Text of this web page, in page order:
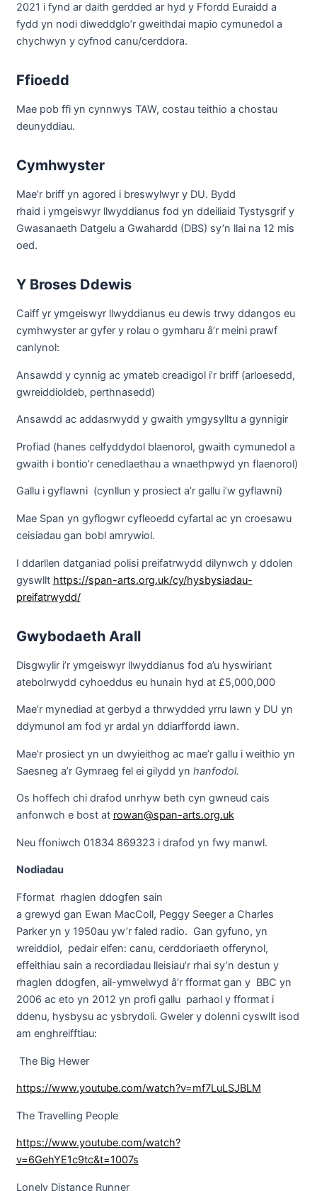
2021 i fynd ar daith gerdded ar hyd y Ffordd Euraidd a
fydd yn nodi diweddglo’r gweithdai mapio cymunedol a
chychwyn y cyfnod canu/cerddora.
Ffioedd
Mae pob ffi yn cynnwys TAW, costau teithio a chostau
deunyddiau.
Cymhwyster
Mae’r briff yn agored i breswylwyr y DU. Bydd
rhaid i ymgeiswyr llwyddianus fod yn ddeiliaid Tystysgrif y
Gwasanaeth Datgelu a Gwahardd (DBS) sy’n llai na 12 mis
oed.
Y Broses Ddewis
Caiff yr ymgeiswyr llwyddianus eu dewis trwy ddangos eu
cymhwyster ar gyfer y rolau o gymharu â’r meini prawf
canlynol:
Ansawdd y cynnig ac ymateb creadigol i’r briff (arloesedd,
gwreiddioldeb, perthnasedd)
Ansawdd ac addasrwydd y gwaith ymgysylltu a gynnigir
Profiad (hanes celfyddydol blaenorol, gwaith cymunedol a
gwaith i bontio’r cenedlaethau a wnaethpwyd yn flaenorol)
Gallu i gyflawni (cynllun y prosiect a’r gallu i’w gyflawni)
Mae Span yn gyflogwr cyfleoedd cyfartal ac yn croesawu
ceisiadau gan bobl amrywiol.
I ddarllen datganiad polisi preifatrwydd dilynwch y ddolen
gyswllt https://span-arts.org.uk/cy/hysbysiadau-
preifatrwydd/
Gwybodaeth Arall
Disgwylir i’r ymgeiswyr llwyddianus fod a’u hyswiriant
atebolrwydd cyhoeddus eu hunain hyd at £5,000,000
Mae’r mynediad at gerbyd a thrwydded yrru lawn y DU yn
ddymunol am fod yr ardal yn ddiarffordd iawn.
Mae’r prosiect yn un dwyieithog ac mae’r gallu i weithio yn
Saesneg a’r Gymraeg fel ei gilydd yn hanfodol.
Os hoffech chi drafod unrhyw beth cyn gwneud cais
anfonwch e bost at rowan@span-arts.org.uk
Neu ffoniwch 01834 869323 i drafod yn fwy manwl.
Nodiadau
Fformat rhaglen ddogfen sain
a grewyd gan Ewan MacColl, Peggy Seeger a Charles
Parker yn y 1950au yw’r faled radio. Gan gyfuno, yn
wreiddiol, pedair elfen: canu, cerddoriaeth offerynol,
effeithiau sain a recordiadau lleisiau’r rhai sy’n destun y
rhaglen ddogfen, ail-ymwelwyd â’r fformat gan y BBC yn
2006 ac eto yn 2012 yn profi gallu parhaol y fformat i
ddenu, hysbysu ac ysbrydoli. Gweler y dolenni cyswllt isod
am enghreifftiau:
The Big Hewer
https://www.youtube.com/watch?v=mf7LuLSJBLM
The Travelling People
https://www.youtube.com/watch?
v=6GehYE1c9tc&t=1007s
Lonely Distance Runner